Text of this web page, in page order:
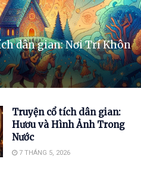
dân gian: Nơi Trí Khôn
Truyện cổ tích dân gian:
Hươu và Hình Ảnh Trong
Nước
7 THÁNG 5, 2026